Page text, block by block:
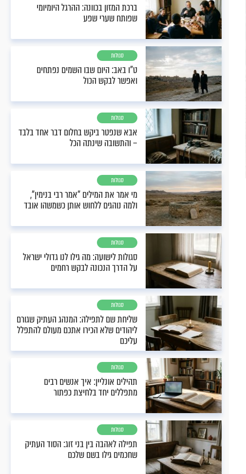
ברכת המזון בכוונה: ההרגל היומיומי
שפותח שערי שפע
סגולות
ט"ו באב: היום שבו השמים נפתחים
ואפשר לבקש הכול
סגולות
אבא שנפטר ביקש בחלום דבר אחד בלבד
– והתשובה שינתה הכל
סגולות
מי אמר את המילים "אמר רבי בנימין",
ולמה נוהגים ללחוש אותן כשמשהו אובד
סגולות
סגולות לישועה: מה גילו לנו גדולי ישראל
על הדרך הנכונה לבקש רחמים
סגולות
שליחת שם לתפילה: המנהג העתיק שגורם
ליהודים שלא הכירו אתכם מעולם להתפלל
עליכם
סגולות
תהילים אונליין: איך אנשים רבים
מתפללים יחד בלחיצת כפתור
סגולות
תפילה לאהבה בין בני זוג: הסוד העתיק
שחכמים גילו בשם שלכם